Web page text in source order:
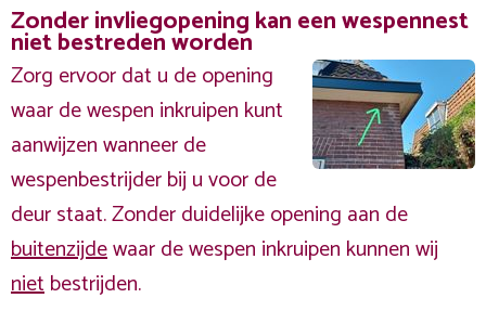
Zonder invliegopening kan een wespennest
niet bestreden worden
Zorg ervoor dat u de opening
waar de wespen inkruipen kunt
aanwijzen wanneer de
wespenbestrijder bij u voor de
deur staat. Zonder duidelijke opening aan de
buitenzijdewaar de wespen inkruipen kunnen wij
nietbestrijden.